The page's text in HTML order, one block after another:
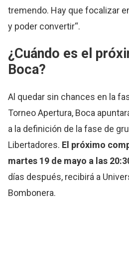
tremendo. Hay que focalizar
y poder convertir“.
¿Cuándo es el
Boca?
Al quedar sin chances en la
Torneo Apertura, Boca
a la definición de la fase de
Libertadores. El próximo
martes 19 de mayo a las
días después, recibirá a
Bombonera.